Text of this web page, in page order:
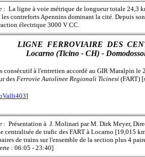
: La ligne à voie métrique de longueur totale 24,3
les contreforts Apennins dominant la cité. Depuis
électrique 3000 V CC.
LIGNE FERROVIAIRE DES
Locarno (Ticino - CH) -
consécutif à l'entretien accordé au GIR Maralpin le
desFerrovie Autolinee Regionali Ticinesi (FART)
]
: Présentation à J. Molinari par M. Dirk Meyer,
centralisée de trafic des FART à Locarno [19,015
de trains sur l'ensemble de la section plus 4
: 06:05 - 23:40]